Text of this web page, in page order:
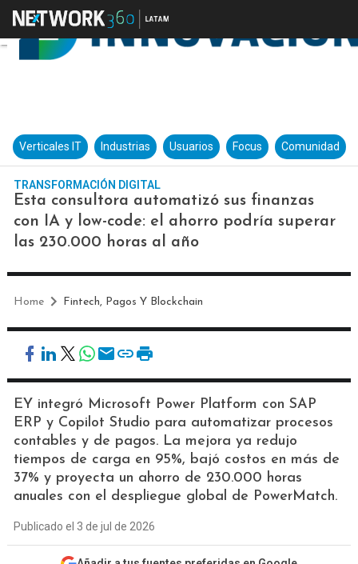
Verticales IT Industrias Usuarios Focus Comunidad
TRANSFORMACIÓN DIGITAL
Esta consultora automatizó sus finanzas
con IA y low-code: el ahorro podría superar
las 230.000 horas al año
Home Fintech, Pagos Y Blockchain
EY integró Microsoft Power Platform con SAP
ERP y Copilot Studio para automatizar procesos
contables y de pagos. La mejora ya redujo
tiempos de carga en 95%, bajó costos en más de
37% y proyecta un ahorro de 230.000 horas
anuales con el despliegue global de PowerMatch.
Publicado el 3 de jul de 2026